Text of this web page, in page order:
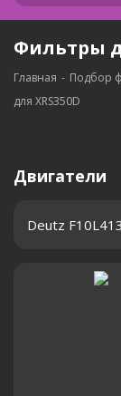
Фильтры
Главная - Подбор
для XRS350D
Двигатели
Deutz F10L413